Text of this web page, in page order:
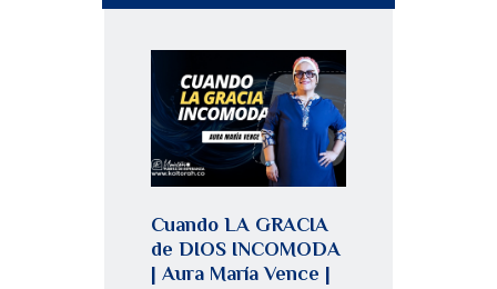
Cuando LA GRACIA
de DIOS INCOMODA
| Aura María Vence |